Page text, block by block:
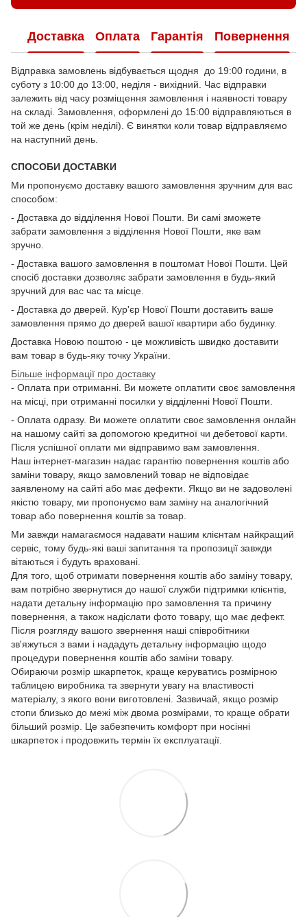
Доставка Оплата Гарантія Повернення
Відправка замовлень відбувається щодня до 19:00 години, в
суботу з 10:00 до 13:00, неділя - вихідний. Час відправки
залежить від часу розміщення замовлення і наявності товару
на складі. Замовлення, оформлені до 15:00 відправляються в
той же день (крім неділі). Є винятки коли товар відправляємо
на наступний день.
СПОСОБИ ДОСТАВКИ
Ми пропонуємо доставку вашого замовлення зручним для вас
способом:
- Доставка до відділення Нової Пошти. Ви самі зможете
забрати замовлення з відділення Нової Пошти, яке вам
зручно.
- Доставка вашого замовлення в поштомат Нової Пошти. Цей
спосіб доставки дозволяє забрати замовлення в будь-який
зручний для вас час та місце.
- Доставка до дверей. Кур'єр Нової Пошти доставить ваше
замовлення прямо до дверей вашої квартири або будинку.
Доставка Новою поштою - це можливість швидко доставити
вам товар в будь-яку точку України.
Більше інформації про доставку
- Оплата при отриманні. Ви можете оплатити своє замовлення
на місці, при отриманні посилки у відділенні Нової Пошти.
- Оплата одразу. Ви можете оплатити своє замовлення онлайн
на нашому сайті за допомогою кредитної чи дебетової карти.
Після успішної оплати ми відправимо вам замовлення.
Наш інтернет-магазин надає гарантію повернення коштів або
заміни товару, якщо замовлений товар не відповідає
заявленому на сайті або має дефекти. Якщо ви не задоволені
якістю товару, ми пропонуємо вам заміну на аналогічний
товар або повернення коштів за товар.
Ми завжди намагаємося надавати нашим клієнтам найкращий
сервіс, тому будь-які ваші запитання та пропозиції завжди
вітаються і будуть враховані.
Для того, щоб отримати повернення коштів або заміну товару,
вам потрібно звернутися до нашої служби підтримки клієнтів,
надати детальну інформацію про замовлення та причину
повернення, а також надіслати фото товару, що має дефект.
Після розгляду вашого звернення наші співробітники
зв'яжуться з вами і нададуть детальну інформацію щодо
процедури повернення коштів або заміни товару.
Обираючи розмір шкарпеток, краще керуватись розмірною
таблицею виробника та звернути увагу на властивості
матеріалу, з якого вони виготовлені. Зазвичай, якщо розмір
стопи близько до межі між двома розмірами, то краще обрати
більший розмір. Це забезпечить комфорт при носінні
шкарпеток і продовжить термін їх експлуатації.